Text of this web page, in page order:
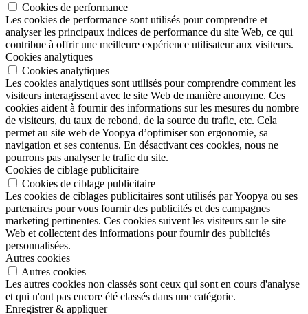
Cookies de performance
Les cookies de performance sont utilisés pour comprendre et
analyser les principaux indices de performance du site Web, ce qui
contribue à offrir une meilleure expérience utilisateur aux visiteurs.
Cookies analytiques
Cookies analytiques
Les cookies analytiques sont utilisés pour comprendre comment les
visiteurs interagissent avec le site Web de manière anonyme. Ces
cookies aident à fournir des informations sur les mesures du nombre
de visiteurs, du taux de rebond, de la source du trafic, etc. Cela
permet au site web de Yoopya d’optimiser son ergonomie, sa
navigation et ses contenus. En désactivant ces cookies, nous ne
pourrons pas analyser le trafic du site.
Cookies de ciblage publicitaire
Cookies de ciblage publicitaire
Les cookies de ciblages publicitaires sont utilisés par Yoopya ou ses
partenaires pour vous fournir des publicités et des campagnes
marketing pertinentes. Ces cookies suivent les visiteurs sur le site
Web et collectent des informations pour fournir des publicités
personnalisées.
Autres cookies
Autres cookies
Les autres cookies non classés sont ceux qui sont en cours d'analyse
et qui n'ont pas encore été classés dans une catégorie.
Enregistrer & appliquer